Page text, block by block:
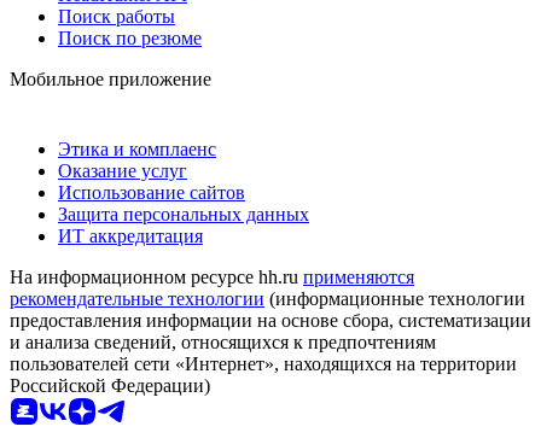
Поиск работы
Поиск по резюме
Мобильное приложение
Этика и комплаенс
Оказание услуг
Использование сайтов
Защита персональных данных
ИТ аккредитация
На информационном ресурсе hh.ru применяются
рекомендательные технологии (информационные технологии
предоставления информации на основе сбора, систематизации
и анализа сведений, относящихся к предпочтениям
пользователей сети «Интернет», находящихся на территории
Российской Федерации)